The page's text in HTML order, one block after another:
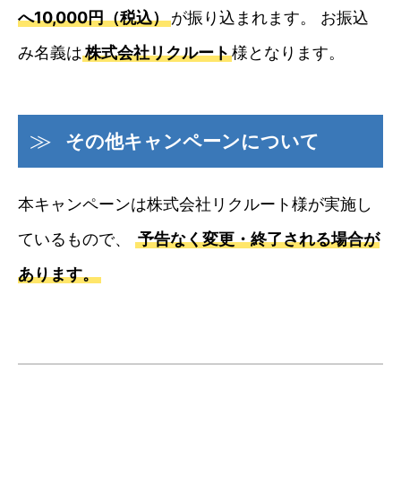
へ10,000円（税込）が振り込まれます。 お振込
み名義は株式会社リクルート様となります。
その他キャンペーンについて
本キャンペーンは株式会社リクルート様が実施し
ているもので、
予告なく変更・終了される場合が
あります。